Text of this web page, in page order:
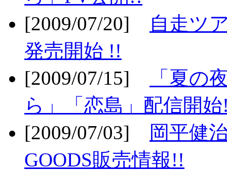
[2009/07/20]
自走ツ
発売開始 !!
[2009/07/15]
「夏の
ら」「恋島」配信開
[2009/07/03]
岡平健
GOODS販売情報!!